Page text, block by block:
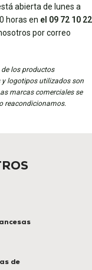
abierta de lunes a
horas en el 09 72 10 22
por correo
los productos
y logotipos utilizados son
marcas comerciales se
reacondicionamos.
de